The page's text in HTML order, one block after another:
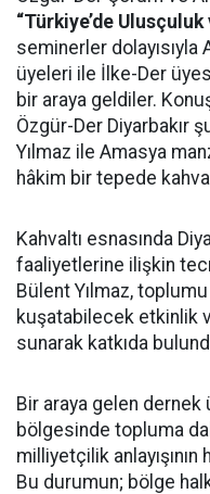
“Türkiye’de
seminerler dolayısıyla
üyeleri ile İlke-Der
bir araya geldiler.
Özgür-Der Diyarbakır
Yılmaz ile Amasya
hâkim bir tepede
Kahvaltı esnasında
faaliyetlerine ilişkin
Bülent Yılmaz,
kuşatabilecek etkinlik
sunarak katkıda
Bir araya gelen dernek
bölgesinde topluma
milliyetçilik
Bu durumun; bölge